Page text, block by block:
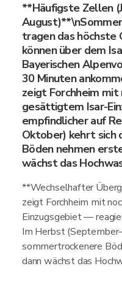
**Häufigste Zellen
tragen das
können über dem
Bayerischen
30 Minuten
zeigt Forchheim
gesättigtem Isar-
empfindlicher auf
Oktober) kehrt sich
Böden nehmen
wächst das
**Wechselhafter
zeigt Forchheim mit
Einzugsgebiet —
Im Herbst
sommertrockenere
dann wächst das